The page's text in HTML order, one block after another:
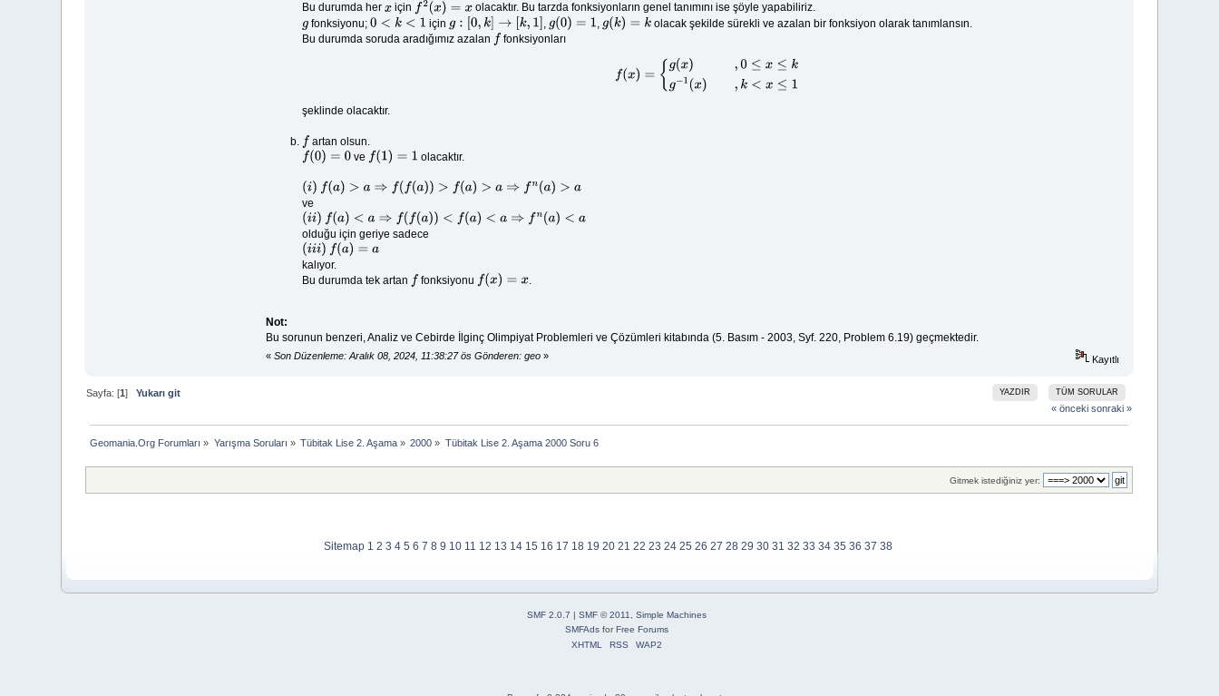
Bu durumda her x için f2(x)= x
olacaktır. Bu tarzda fonksiyonların genel tanımını ise şöyle yapabiliriz.
gfonksiyonu; 0<k< 1 için g: [0 k]→[ ,1] g(0)= 1 g(k)= k
olacak şekilde sürekli ve azalan bir fonksiyon olarak tanımlansın.
Bu durumda soruda aradığımız azalan f fonksiyonları
f (x),0≤ (x), k<x ≤1
şeklinde olacaktır.
f artan olsun.
f(0)=0 ve f(1 )=1 olacaktır.
(i) f(a)>a ⇒f (f( a))> f(a)>a⇒ fn (a) >a
ve
(ii) f(a)<a ⇒f (f( a))< f(a)<a⇒ fn (a) <a
olduğu için geriye sadece
(iii) f(a)=a
kalıyor.
Bu durumda tek artan f fonksiyonu f(x)=x .
Not:
Bu sorunun benzeri, Analiz ve Cebirde İlginç Olimpiyat Problemleri ve Çözümleri kitabında (5. Basım - 2003, Syf. 220, Problem 6.19) geçmektedir.
« Son Düzenleme: Aralık 08, 2024, 11:38:27 ös Gönderen: geo» Kayıtlı
YAZDIR TÜM SORULAR
Sayfa: [1]Yukarı git
« önceki sonraki »
Geomania.Org Forumları » Yarışma Soruları » Tübitak Lise 2. Aşama » 2000 » Tübitak Lise 2. Aşama 2000 Soru 6
Gitmek istediğiniz yer:
Sitemap 1 2 3 4 5 6 7 8 9 10 11 12 13 14 15 16 17 18 19 20 21 22 23 24 25 26 27 28 29 30 31 32 33 34 35 36 37 38
SMF 2.0.7 | SMF © 2011
Simple Machines
SMFAdsforFree Forums
XHTML
RSS WAP2